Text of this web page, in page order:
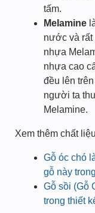
tấm.
Melamine
nước và rất
nhựa
nhựa cao
đều lên
người ta
Melamine.
Xem thêm chất
Gỗ óc chó
gỗ này
Gỗ sồi (Gỗ
trong thiết